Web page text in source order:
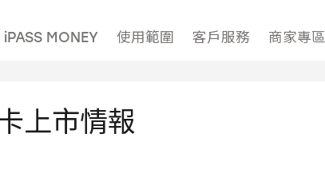
iPASS MONEY 使用範圍 客戶服務 商家專區
上市情報